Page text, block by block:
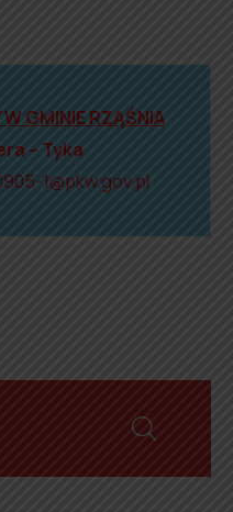
GMINIE RZĄŚNIA
– Tyka
1@pkw.gov.pl